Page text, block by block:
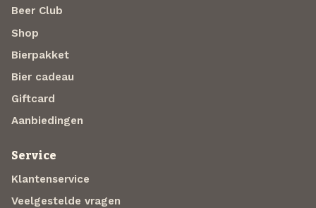
Beer Club
Shop
Bierpakket
Bier cadeau
Giftcard
Aanbiedingen
Service
Klantenservice
Veelgestelde vragen